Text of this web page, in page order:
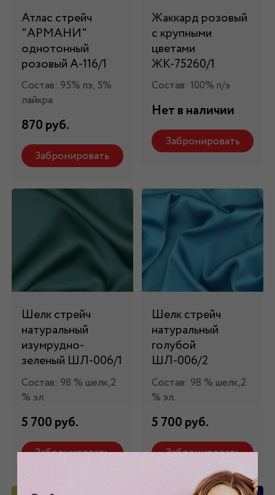
Атлас стрейч
"APMAНИ"
однотонный
розовый А-116/1
Состав: 95% пэ, 5%
лайкра
870 руб.
Забронировать
Жаккард розовый
с крупными
цветами
ЖК-75260/1
Состав: 100% п/э
Нет в наличии
Забронировать
Шелк стрейч
натуральный
изумрудно-
зеленый ШЛ-006/1
Состав: 98 % шелк,2
% эл.
5 700 руб.
Забронировать
Шелк стрейч
натуральный
голубой
ШЛ-006/2
Состав: 98 % шелк,2
% эл.
5 700 руб.
Забронировать